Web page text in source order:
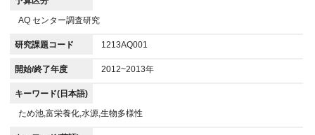
AQ センター調査研究
研究課題コード 1213AQ001
開始/終了年度 2012~2013年
キーワード(日本語)
ため池,富栄養化,水源,生物多様性